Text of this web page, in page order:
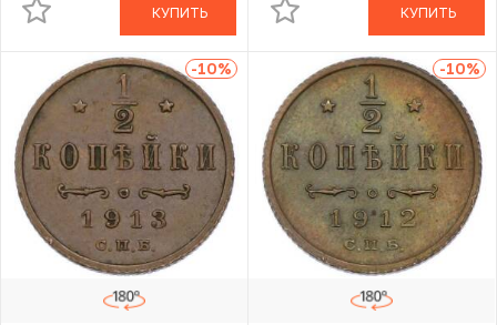
КУПИТЬ КУПИТЬ
-10% -10%